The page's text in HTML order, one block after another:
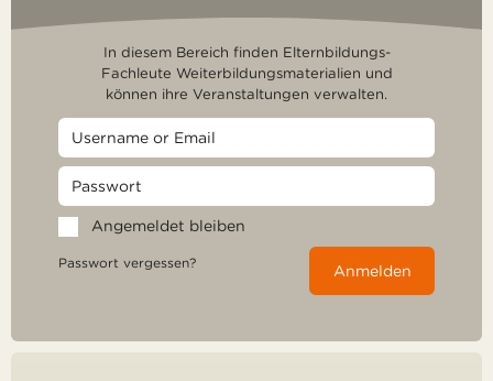
In diesem Bereich finden Elternbildungs-
Fachleute Weiterbildungsmaterialien und
können ihre Veranstaltungen verwalten.
Angemeldet bleiben
Passwort vergessen? Anmelden